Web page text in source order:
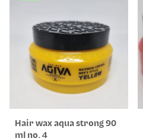
Hair wax aqua strong 90
ml no. 4